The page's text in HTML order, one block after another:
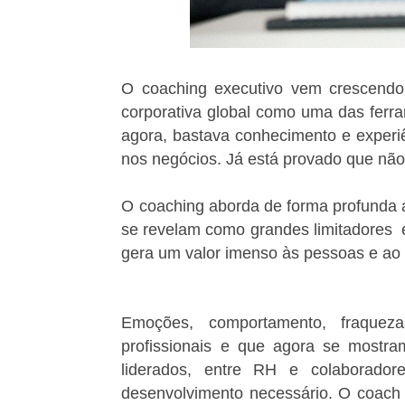
O coaching executivo vem
corporativa global como uma das
agora, bastava conhecimento e
nos negócios. Já está provado que
O coaching aborda de forma
se revelam como grandes limitadores
gera um valor imenso às pessoas e
Emoções, comportamento,
profissionais e que agora se
liderados, entre RH e
desenvolvimento necessário. O